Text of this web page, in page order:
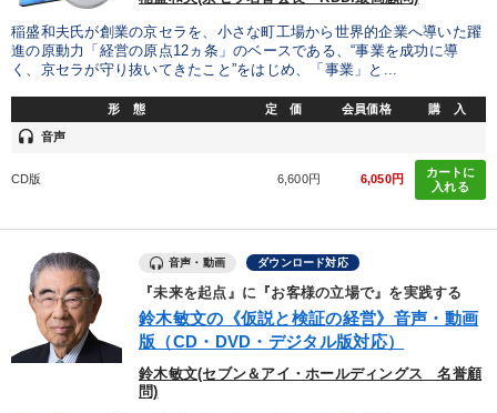
売上直結の営業力や販売力を獲得する 企業戦略に学ぶ
組織と人を動かすマネジメント力を磨く
経営リーダーの考え方と戦略を学ぶ マーケティング
社員が自律的に動き出す組織づくり 音声と動画で学ぶ
新事業・新商品づくり パフォーマンス向上
社員研修を行いたい 財務・数字力の向上
販売力を強化したい
稲盛和夫氏が創業の京セラを、小さな町工場から世界的企業へ導いた躍
進の原動力「経営の原点12ヵ条」のベースである、“事業を成功に導
く、京セラが守り抜いてきたこと”をはじめ、「事業」と...
形 態 定 価 会員価格 購 入
headset 音声
CD版 6,600円 6,050円
カートに
入れる
音声・動画 ダウンロード対応
『未来を起点』に『お客様の立場で』を実践する
鈴木敏文の《仮説と検証の経営》音声・動画
版（CD・DVD・デジタル版対応）
鈴木敏文(セブン＆アイ・ホールディングス 名誉顧
問)